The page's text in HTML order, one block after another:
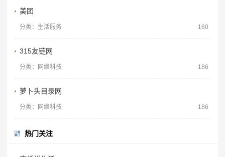
美团
分类：生活服务 160
315友链网
分类：网络科技 186
萝卜头目录网
分类：网络科技 186
热门关注